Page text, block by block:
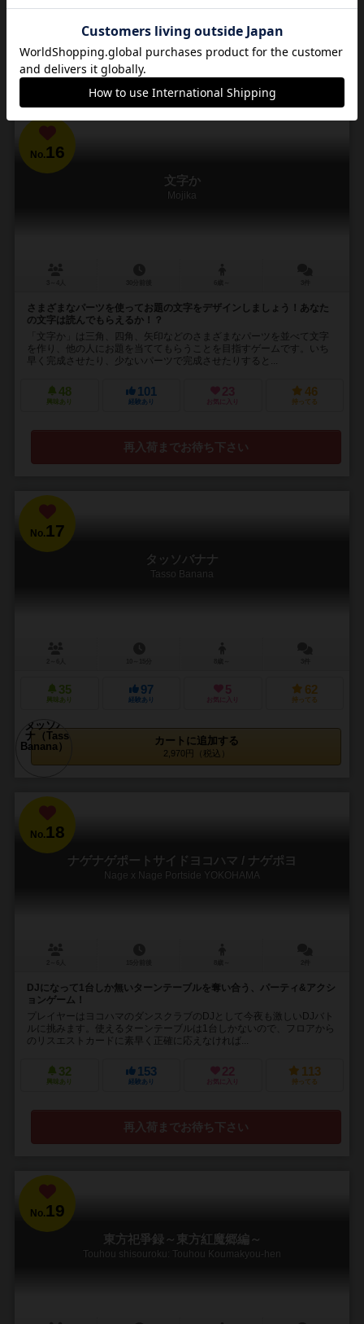
78 106 21 84
カートに追加する
No. 16
文字か
Mojika
さまざまなパーツを使ってお題の文字をデザインしましょう！あなた
の文字は読んでもらえるか！？
「文字か」は三角、四角、矢印などのさまざまなパーツを並べて文字
を作り、他の人にお題を当ててもらうことを目指すゲームです。いち
早く完成させたり、少ないパーツで完成させたりすると...
48
興味あり
101
経験あり
23
お気に入り
46
持ってる
再入荷までお待ち下さい
No.17
タッソバナナ
Tasso Banana
35
興味あり
97
経験あり
5
お気に入り
62
持ってる
カートに追加する
2,970円（税込）
No.18
ナゲナゲポートサイドヨコハマ / ナゲポヨ
Nage x Nage Portside YOKOHAMA
DJになって1台しか無いターンテーブルを奪い合う、パーティ&アクシ
ョンゲーム！
プレイヤーはヨコハマのダンスクラブのDJとして今夜も激しいDJバト
ルに挑みます。使えるターンテーブルは1台しかないので、フロアから
のリスエストカードに素早く正確に応えなければ...
32
興味あり
153
経験あり
22
お気に入り
113
持ってる
再入荷までお待ち下さい
No.19
東方祀爭録～東方紅魔郷編～
Touhou shisouroku: Touhou Koumakyou-hen